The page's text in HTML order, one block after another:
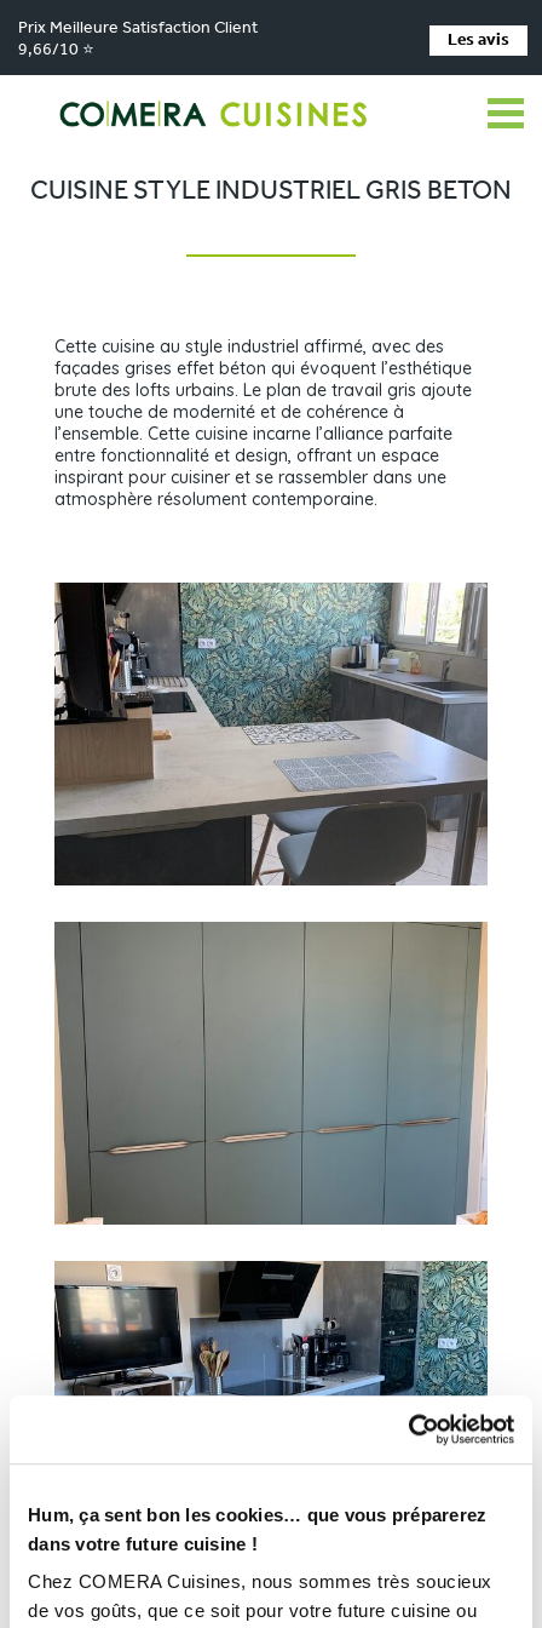
Hum, ça sent bon les cookies… que vous préparerez
dans votre future cuisine !
Chez COMERA Cuisines, nous sommes très soucieux
de vos goûts, que ce soit pour votre future cuisine ou
Prix Meilleure Satisfaction Client
9,66/10 ⭐
Les avis
Comera Cuisines > Nos magasins de cuisine > Cuisiniste Firminy
Réalisations > Cuisine style industriel gris beton
CUISINE STYLE INDUSTRIEL GRIS BETON
Cette cuisine au style industriel affirmé, avec des
façades grises effet béton qui évoquent l’esthétique
brute des lofts urbains. Le plan de travail gris ajoute
une touche de modernité et de cohérence à
l’ensemble. Cette cuisine incarne l’alliance parfaite
entre fonctionnalité et design, offrant un espace
inspirant pour cuisiner et se rassembler dans une
atmosphère résolument contemporaine.